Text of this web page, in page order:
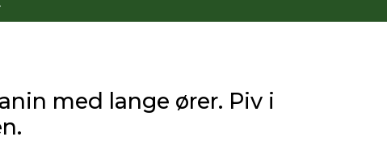
med lange ører. Piv i